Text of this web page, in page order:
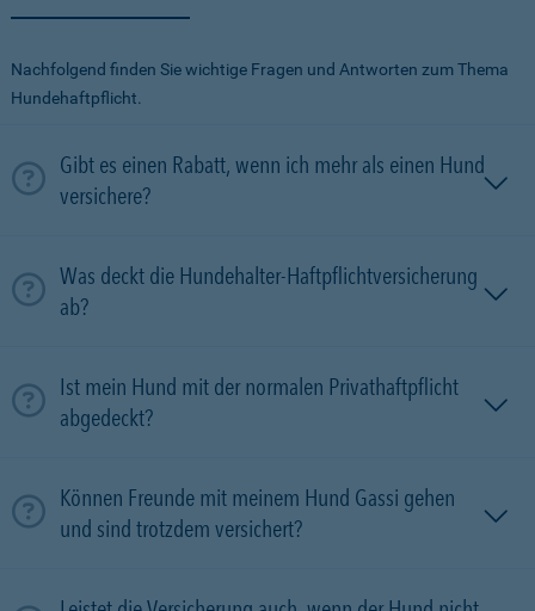
Nachfolgend finden Sie wichtige Fragen und Antworten zum Thema
Hundehaftpflicht.
Gibt es einen Rabatt, wenn ich mehr als einen Hund
versichere?
Was deckt die Hundehalter-Haftpflichtversicherung
ab?
Ist mein Hund mit der normalen Privathaftpflicht
abgedeckt?
Können Freunde mit meinem Hund Gassi gehen
und sind trotzdem versichert?